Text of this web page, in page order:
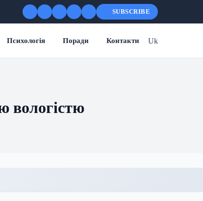
SUBSCRIBE
Психологія Поради Контакти Uk
вологістю